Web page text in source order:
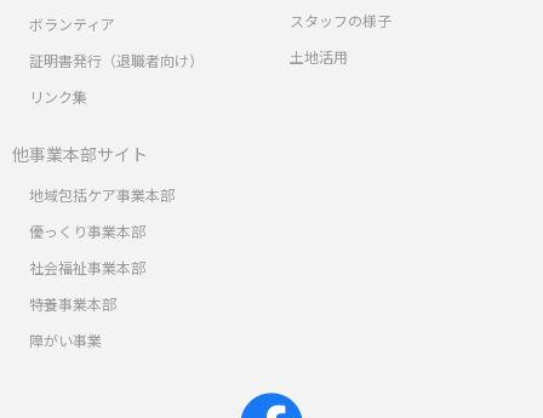
ボランティア
証明書発行（退職者向け）
リンク集
スタッフの様子
土地活用
他事業本部サイト
地域包括ケア事業本部
優っくり事業本部
社会福祉事業本部
特養事業本部
障がい事業